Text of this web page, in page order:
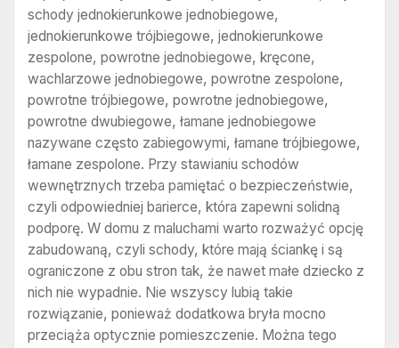
schody jednokierunkowe jednobiegowe,
jednokierunkowe trójbiegowe, jednokierunkowe
zespolone, powrotne jednobiegowe, kręcone,
wachlarzowe jednobiegowe, powrotne zespolone,
powrotne trójbiegowe, powrotne jednobiegowe,
powrotne dwubiegowe, łamane jednobiegowe
nazywane często zabiegowymi, łamane trójbiegowe,
łamane zespolone. Przy stawianiu schodów
wewnętrznych trzeba pamiętać o bezpieczeństwie,
czyli odpowiedniej barierce, która zapewni solidną
podporę. W domu z maluchami warto rozważyć opcję
zabudowaną, czyli schody, które mają ściankę i są
ograniczone z obu stron tak, że nawet małe dziecko z
nich nie wypadnie. Nie wszyscy lubią takie
rozwiązanie, ponieważ dodatkowa bryła mocno
przeciąża optycznie pomieszczenie. Można tego